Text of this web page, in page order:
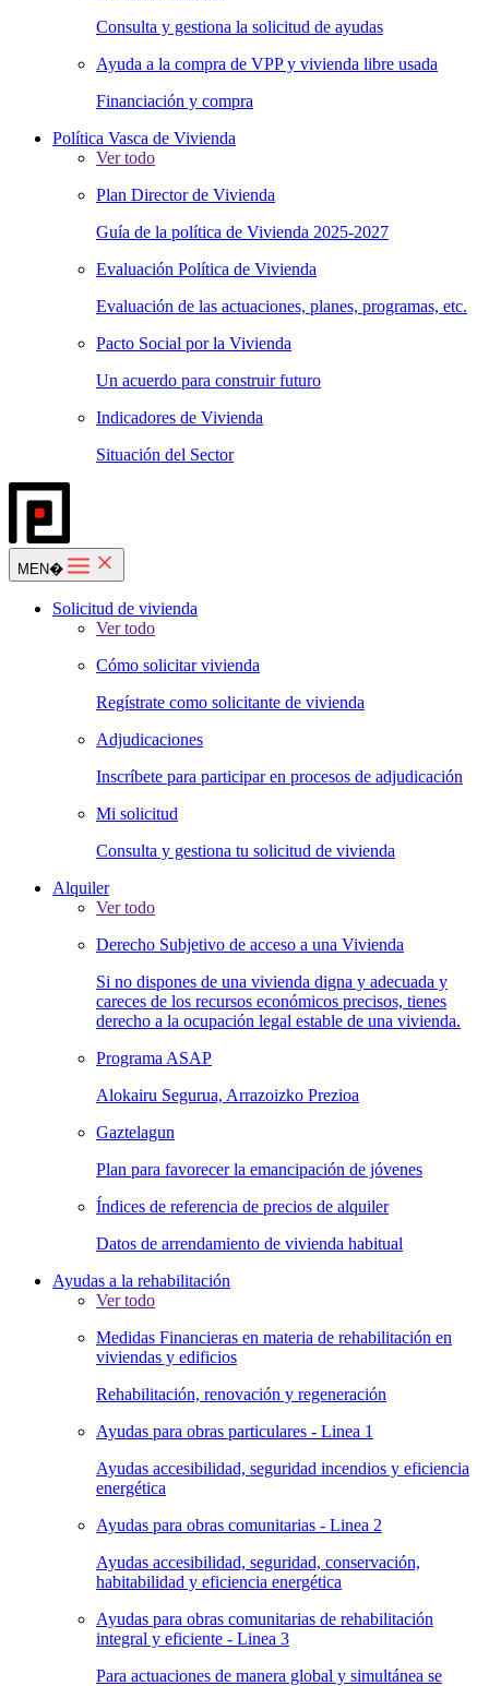
Consulta y gestiona la solicitud de ayudas
Ayuda a la compra de VPP y vivienda libre usada
Financiación y compra
Política Vasca de Vivienda
Ver todo
Plan Director de Vivienda
Guía de la política de Vivienda 2025-2027
Evaluación Política de Vivienda
Evaluación de las actuaciones, planes, programas, etc.
Pacto Social por la Vivienda
Un acuerdo para construir futuro
Indicadores de Vivienda
Situación del Sector
MEN�
Solicitud de vivienda
Ver todo
Cómo solicitar vivienda
Regístrate como solicitante de vivienda
Adjudicaciones
Inscríbete para participar en procesos de adjudicación
Mi solicitud
Consulta y gestiona tu solicitud de vivienda
Alquiler
Ver todo
Derecho Subjetivo de acceso a una Vivienda
Si no dispones de una vivienda digna y adecuada y
careces de los recursos económicos precisos, tienes
derecho a la ocupación legal estable de una vivienda.
Programa ASAP
Alokairu Segurua, Arrazoizko Prezioa
Gaztelagun
Plan para favorecer la emancipación de jóvenes
Índices de referencia de precios de alquiler
Datos de arrendamiento de vivienda habitual
Ayudas a la rehabilitación
Ver todo
Medidas Financieras en materia de rehabilitación en
viviendas y edificios
Rehabilitación, renovación y regeneración
Ayudas para obras particulares - Linea 1
Ayudas accesibilidad, seguridad incendios y eficiencia
energética
Ayudas para obras comunitarias - Linea 2
Ayudas accesibilidad, seguridad, conservación,
habitabilidad y eficiencia energética
Ayudas para obras comunitarias de rehabilitación
integral y eficiente - Linea 3
Para actuaciones de manera global y simultánea se